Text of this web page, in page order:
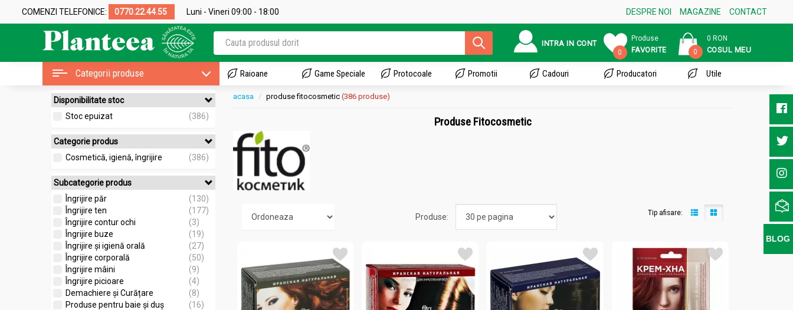
COMENZI TELEFONICE: 0770.22.44.55 Luni - Vineri 09:00 - 18:00 DESPRE NOI MAGAZINE CONTACT
INTRA IN CONT
0
Produse
FAVORITE 0
0 RON
COSUL MEU
Categorii produse Raioane Game Speciale Protocoale Promotii Cadouri Producatori Utile
Disponibilitate stoc
Stoc epuizat
(386)
Categorie produs
Cosmetică, igienă, îngrijire
(386)
Subcategorie produs
Îngrijire păr
(130)
Îngrijire ten
(177)
Îngrijire contur ochi
(3)
Îngrijire buze
(19)
Îngrijire și igienă orală
(27)
Îngrijire corporală
(50)
Îngrijire mâini
(9)
Îngrijire picioare
(4)
Demachiere și Curățare
(8)
Produse pentru baie și duș
(16)
acasa produse fitocosmetic (386 produse)
Produse Fitocosmetic
Produse: Tip afisare:
BLOG